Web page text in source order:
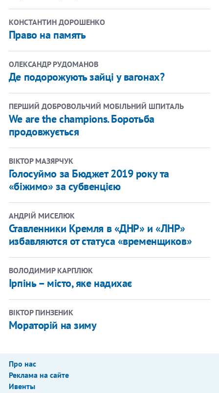
КОНСТАНТИН ДОРОШЕНКО
Право на память
ОЛЕКСАНДР РУДОМАНОВ
Де подорожують зайці у вагонах?
ПЕРШИЙ ДОБРОВОЛЬЧИЙ МОБІЛЬНИЙ ШПИТАЛЬ
We are the champions. Боротьба
продовжується
ВІКТОР МАЗЯРЧУК
Голосуймо за Бюджет 2019 року та
«біжимо» за субвенцією
АНДРІЙ МИСЕЛЮК
Ставленники Кремля в «ДНР» и «ЛНР»
избавляются от статуса «временщиков»
ВОЛОДИМИР КАРПЛЮК
Ірпінь – місто, яке надихає
ВІКТОР ПИНЗЕНИК
Мораторій на зиму
Про нас
Реклама на сайте
Ивенты